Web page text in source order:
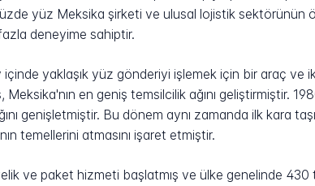
yüz Meksika şirketi ve ulusal lojistik sektörünün
deneyime sahiptir.
yaklaşık yüz gönderiyi işlemek için bir araç ve iki
en geniş temsilcilik ağını geliştirmiştir.
genişletmiştir. Bu dönem aynı zamanda ilk kara
temellerini atmasını işaret etmiştir.
ve paket hizmeti başlatmış ve ülke genelinde 430